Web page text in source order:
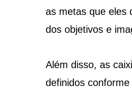
as metas que eles
dos objetivos e
Além disso, as
definidos